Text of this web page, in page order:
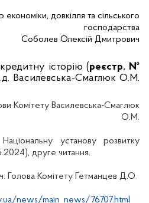
економіки, довкілля та сільського
господарства
Соболев Олексій Дмитрович
історію (реєстр. №
Василевська-Смаглюк О.М.
Комітету Василевська-Смаглюк
О.М.
установу розвитку
друге читання.
Голова Комітету Гетманцев Д.О.
news/main_news/76707.html